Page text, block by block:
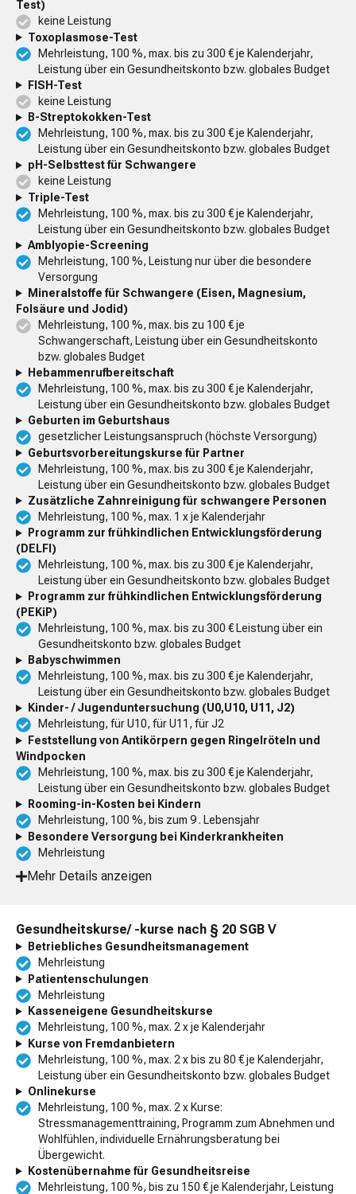
Test)
keine Leistung
Toxoplasmose-Test
Mehrleistung, 100 %, max. bis zu 300 € je Kalenderjahr,
Leistung über ein Gesundheitskonto bzw. globales Budget
FISH-Test
keine Leistung
B-Streptokokken-Test
Mehrleistung, 100 %, max. bis zu 300 € je Kalenderjahr,
Leistung über ein Gesundheitskonto bzw. globales Budget
pH-Selbsttest für Schwangere
keine Leistung
Triple-Test
Mehrleistung, 100 %, max. bis zu 300 € je Kalenderjahr,
Leistung über ein Gesundheitskonto bzw. globales Budget
Amblyopie-Screening
Mehrleistung, 100 %, Leistung nur über die besondere
Versorgung
Mineralstoffe für Schwangere (Eisen, Magnesium,
Folsäure und Jodid)
Mehrleistung, 100 %, max. bis zu 100 € je
Schwangerschaft, Leistung über ein Gesundheitskonto
bzw. globales Budget
Hebammenrufbereitschaft
Mehrleistung, 100 %, max. bis zu 300 € je Kalenderjahr,
Leistung über ein Gesundheitskonto bzw. globales Budget
Geburten im Geburtshaus
gesetzlicher Leistungsanspruch (höchste Versorgung)
Geburtsvorbereitungskurse für Partner
Mehrleistung, 100 %, max. bis zu 300 € je Kalenderjahr,
Leistung über ein Gesundheitskonto bzw. globales Budget
Zusätzliche Zahnreinigung für schwangere Personen
Mehrleistung, 100 %, max. 1 x je Kalenderjahr
Programm zur frühkindlichen Entwicklungsförderung
(DELFI)
Mehrleistung, 100 %, max. bis zu 300 € je Kalenderjahr,
Leistung über ein Gesundheitskonto bzw. globales Budget
Programm zur frühkindlichen Entwicklungsförderung
(PEKiP)
Mehrleistung, 100 %, max. bis zu 300 € Leistung über ein
Gesundheitskonto bzw. globales Budget
Babyschwimmen
Mehrleistung, 100 %, max. bis zu 300 € je Kalenderjahr,
Leistung über ein Gesundheitskonto bzw. globales Budget
Kinder- / Jugenduntersuchung (U0,U10, U11, J2)
Mehrleistung, für U10, für U11, für J2
Feststellung von Antikörpern gegen Ringelröteln und
Windpocken
Mehrleistung, 100 %, max. bis zu 300 € je Kalenderjahr,
Leistung über ein Gesundheitskonto bzw. globales Budget
Rooming-in-Kosten bei Kindern
Mehrleistung, 100 %, bis zum 9 . Lebensjahr
Besondere Versorgung bei Kinderkrankheiten
Mehrleistung
Mehr Details anzeigen
Gesundheitskurse/ -kurse nach § 20 SGB V
Betriebliches Gesundheitsmanagement
Mehrleistung
Patientenschulungen
Mehrleistung
Kasseneigene Gesundheitskurse
Mehrleistung, 100 %, max. 2 x je Kalenderjahr
Kurse von Fremdanbietern
Mehrleistung, 100 %, max. 2 x bis zu 80 € je Kalenderjahr,
Leistung über ein Gesundheitskonto bzw. globales Budget
Onlinekurse
Mehrleistung, 100 %, max. 2 x Kurse:
Stressmanagementtraining, Programm zum Abnehmen und
Wohlfühlen, individuelle Ernährungsberatung bei
Übergewicht.
Kostenübernahme für Gesundheitsreise
Mehrleistung, 100 %, bis zu 150 € je Kalenderjahr, Leistung